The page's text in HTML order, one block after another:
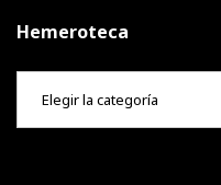
Hemeroteca
Hemeroteca